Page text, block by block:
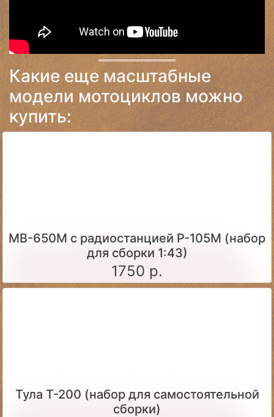
Какие еще масштабные
модели мотоциклов можно
купить:
МВ-650М с радиостанцией Р-105М (набор
для сборки 1:43)
1750 р.
Тула Т-200 (набор для самостоятельной
сборки)